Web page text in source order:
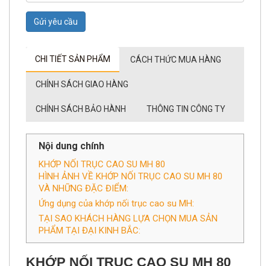
CHÍNH SÁCH GIAO HÀNG
KHỚP NỐI TRỤC CAO SU MH 80
HÌNH ẢNH VỀ KHỚP NỐI TRỤC CAO SU MH 80
VÀ NHỮNG ĐẶC ĐIỂM:
Ứng dụng của khớp nối trục cao su MH:
TẠI SAO KHÁCH HÀNG LỰA CHỌN MUA SẢN
PHẨM TẠI ĐẠI KINH BẮC:
KHỚP NỐI TRỤC CAO SU MH 80